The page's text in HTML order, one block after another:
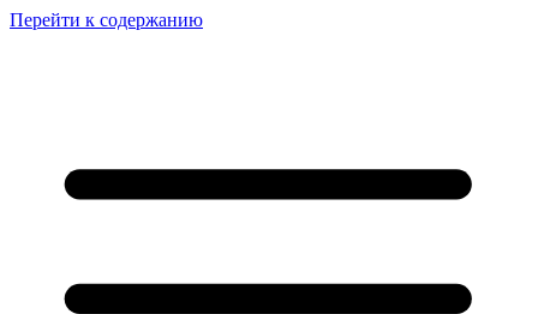
Перейти к содержанию